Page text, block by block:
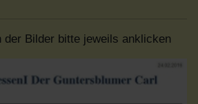
der Bilder bitte jeweils anklicken